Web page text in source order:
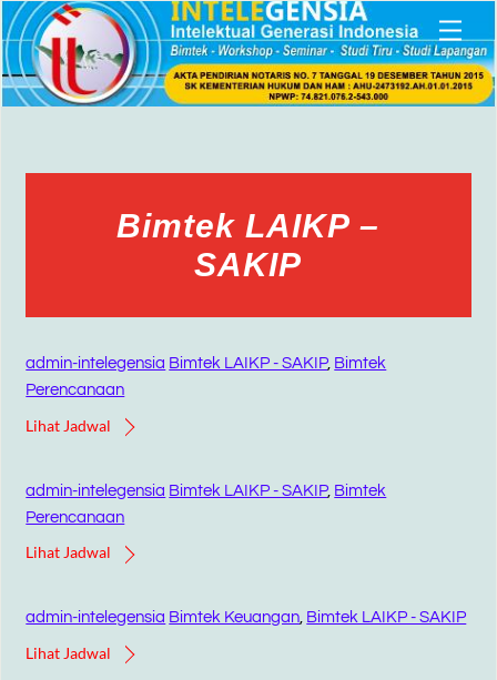
Skip
to
content
Bimtek LAIKP –
SAKIP
admin-intelegensia Bimtek LAIKP - SAKIP, Bimtek
Perencanaan
Lihat Jadwal
admin-intelegensia Bimtek LAIKP - SAKIP, Bimtek
Perencanaan
Lihat Jadwal
admin-intelegensia Bimtek Keuangan, Bimtek LAIKP - SAKIP
Lihat Jadwal